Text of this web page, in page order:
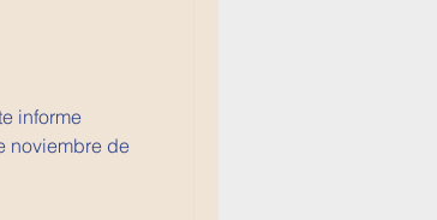
informe
noviembre de